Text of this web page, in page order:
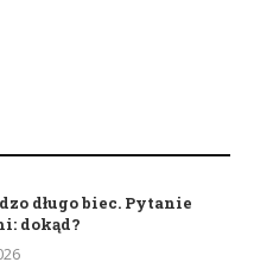
długo biec. Pytanie
dokąd?